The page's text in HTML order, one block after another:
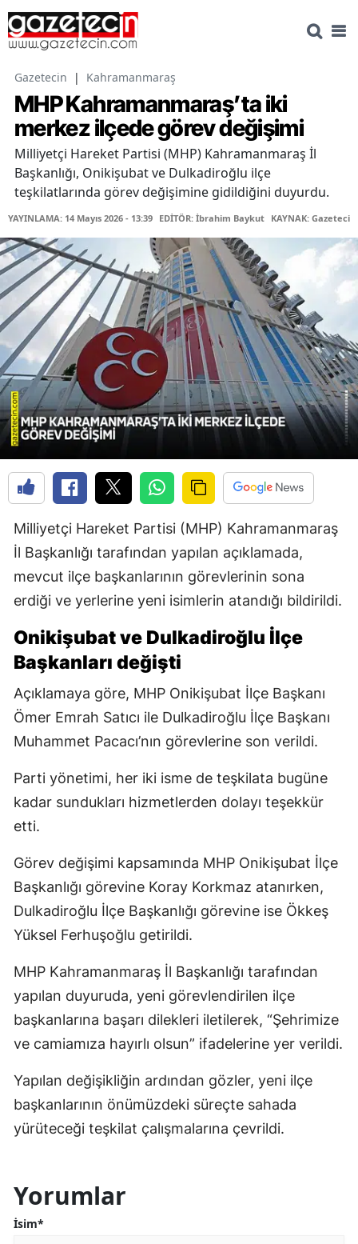
Gazetecin | Kahramanmaraş
MHP Kahramanmaraş’ta iki
merkez ilçede görev değişimi
Milliyetçi Hareket Partisi (MHP) Kahramanmaraş İl
Başkanlığı, Onikişubat ve Dulkadiroğlu ilçe
teşkilatlarında görev değişimine gidildiğini duyurdu.
YAYINLAMA: 14 Mayıs 2026 - 13:39 EDİTÖR: İbrahim Baykut KAYNAK: Gazetecin
Milliyetçi Hareket Partisi (MHP) Kahramanmaraş
İl Başkanlığı tarafından yapılan açıklamada,
mevcut ilçe başkanlarının görevlerinin sona
erdiği ve yerlerine yeni isimlerin atandığı bildirildi.
Onikişubat ve Dulkadiroğlu İlçe
Başkanları değişti
Açıklamaya göre, MHP Onikişubat İlçe Başkanı
Ömer Emrah Satıcı ile Dulkadiroğlu İlçe Başkanı
Muhammet Pacacı’nın görevlerine son verildi.
Parti yönetimi, her iki isme de teşkilata bugüne
kadar sundukları hizmetlerden dolayı teşekkür
etti.
Görev değişimi kapsamında MHP Onikişubat İlçe
Başkanlığı görevine Koray Korkmaz atanırken,
Dulkadiroğlu İlçe Başkanlığı görevine ise Ökkeş
Yüksel Ferhuşoğlu getirildi.
MHP Kahramanmaraş İl Başkanlığı tarafından
yapılan duyuruda, yeni görevlendirilen ilçe
başkanlarına başarı dilekleri iletilerek, “Şehrimize
ve camiamıza hayırlı olsun” ifadelerine yer verildi.
Yapılan değişikliğin ardından gözler, yeni ilçe
başkanlarının önümüzdeki süreçte sahada
yürüteceği teşkilat çalışmalarına çevrildi.
Yorumlar
İsim*